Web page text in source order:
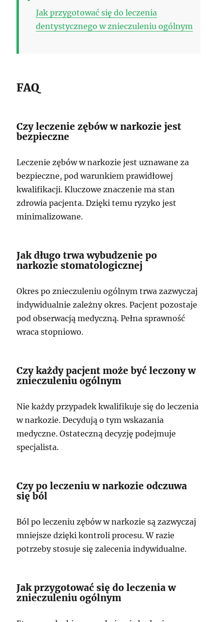
Jak przygotować się do leczenia
dentystycznego w znieczuleniu ogólnym
FAQ
Czy leczenie zębów w narkozie jest
bezpieczne
Leczenie zębów w narkozie jest uznawane za
bezpieczne, pod warunkiem prawidłowej
kwalifikacji. Kluczowe znaczenie ma stan
zdrowia pacjenta. Dzięki temu ryzyko jest
minimalizowane.
Jak długo trwa wybudzenie po
narkozie stomatologicznej
Okres po znieczuleniu ogólnym trwa zazwyczaj
indywidualnie zależny okres. Pacjent pozostaje
pod obserwacją medyczną. Pełna sprawność
wraca stopniowo.
Czy każdy pacjent może być leczony w
znieczuleniu ogólnym
Nie każdy przypadek kwalifikuje się do leczenia
w narkozie. Decydują o tym wskazania
medyczne. Ostateczną decyzję podejmuje
specjalista.
Czy po leczeniu w narkozie odczuwa
się ból
Ból po leczeniu zębów w narkozie są zazwyczaj
mniejsze dzięki kontroli procesu. W razie
potrzeby stosuje się zalecenia indywidualne.
Jak przygotować się do leczenia w
znieczuleniu ogólnym